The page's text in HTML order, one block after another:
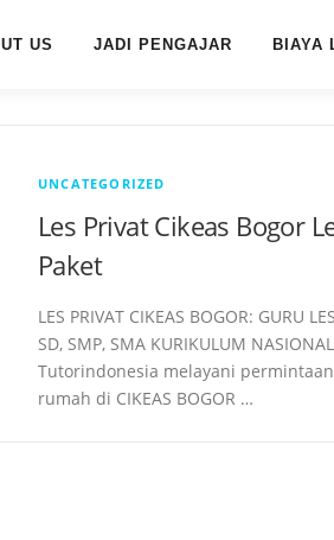
US JADI PENGAJAR BIAYA
UNCATEGORIZED
Les Privat Cikeas Bogor
Paket
LES PRIVAT CIKEAS BOGOR: GURU
SD, SMP, SMA KURIKULUM
Tutorindonesia melayani
rumah di CIKEAS BOGOR …